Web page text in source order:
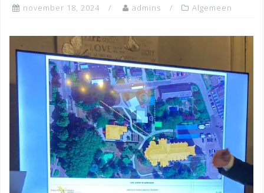
november 18, 2024 admins Algemeen